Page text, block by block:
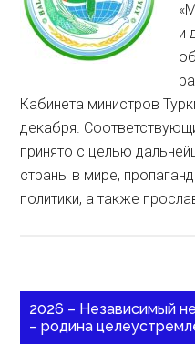
и
Кабинета министров
декабря.
принято с целью
страны в мире,
политики, а также
2026 – Независимый
– родина